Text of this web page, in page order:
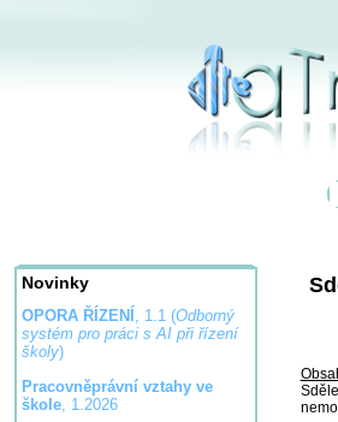
Novinky
OPORA ŘÍZENÍ , 1.1 (Odborný
systém pro práci s AI při řízení
školy)
Pracovněprávní vztahy ve
škole, 1.2026